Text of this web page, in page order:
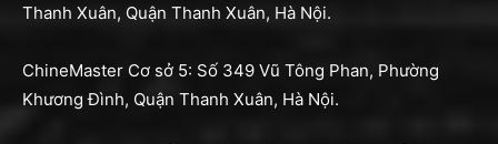
Thanh Xuân, Quận Thanh Xuân, Hà Nội.
ChineMaster Cơ sở 5: Số 349 Vũ Tông Phan, Phường
Khương Đình, Quận Thanh Xuân, Hà Nội.